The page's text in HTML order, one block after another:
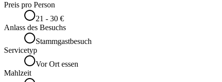
Preis pro Person
21 - 30 €
Anlass des Besuchs
Stammgastbesuch
Servicetyp
Vor Ort essen
Mahlzeit